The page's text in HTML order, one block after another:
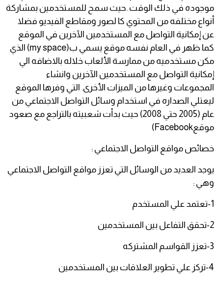
موجوده في ذلك الوقت .حيث سمح للمستخدمين بمشاركة
أنواع مختلفه من المحتوي كا لصور ومقاطع الفيديو فضلا
عن إمكانية التواصل مع المستخدمين الآخرين في الموقع
كما ظهر في العام نفسه موقع يسمي ب(my space) الذي
مكن مستخدميه من ممارسة الألعاب خلاله بالاضافه الي
إمكانية التواصل مع المستخدمين الآخرين وانشاء
المجموعات وغيرها من الميزات الأخرى. التي وفرها الموقع
ليعتلي الصداره في استخدام وسائل التواصل الاجتماعي من
عام (2005 حتي 2008) حيث بدأت شعبيته بالتراجع مع صعود
موقعFacebook)
خصائص مواقع التواصل الاجتماعي :
يوجد العديد من الوسائل التي تعزز مواقع التواصل الاجتماعي
وهي :
1-تعتمد علي المستخدم
2-تحقق التفاعل بين المستخدمين
3-تعزز القواسم المشتركه
4-تركز علي تطوير العلاقات بين المستخدمين